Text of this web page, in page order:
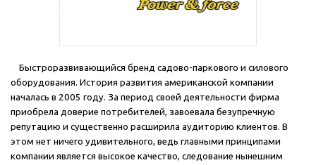
Быстроразвивающийся бренд садово-паркового и силового
оборудования. История развития американской компании
началась в 2005 году. За период своей деятельности фирма
приобрела доверие потребителей, завоевала безупречную
репутацию и существенно расширила аудиторию клиентов. В
этом нет ничего удивительного, ведь главными принципами
компании является высокое качество, следование нынешним